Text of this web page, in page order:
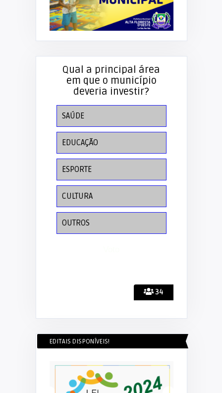
34
Qual a principal área
em que o município
deveria investir?
SAÚDE
EDUCAÇÃO
ESPORTE
CULTURA
OUTROS
EDITAIS DISPONÍVEIS!